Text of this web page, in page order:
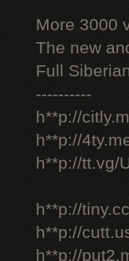
More 3000
The new
Full
----------
h**p://
h**p://
h**p://tt.vg/
h**p://
h**p://
h**p://